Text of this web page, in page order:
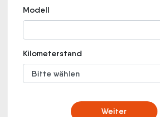
Modell
Kilometerstand
Weiter